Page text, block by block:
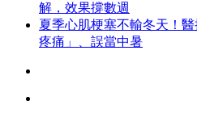
解，效果撐數週
夏季心肌梗塞不輸冬天！
疼痛」、誤當中暑